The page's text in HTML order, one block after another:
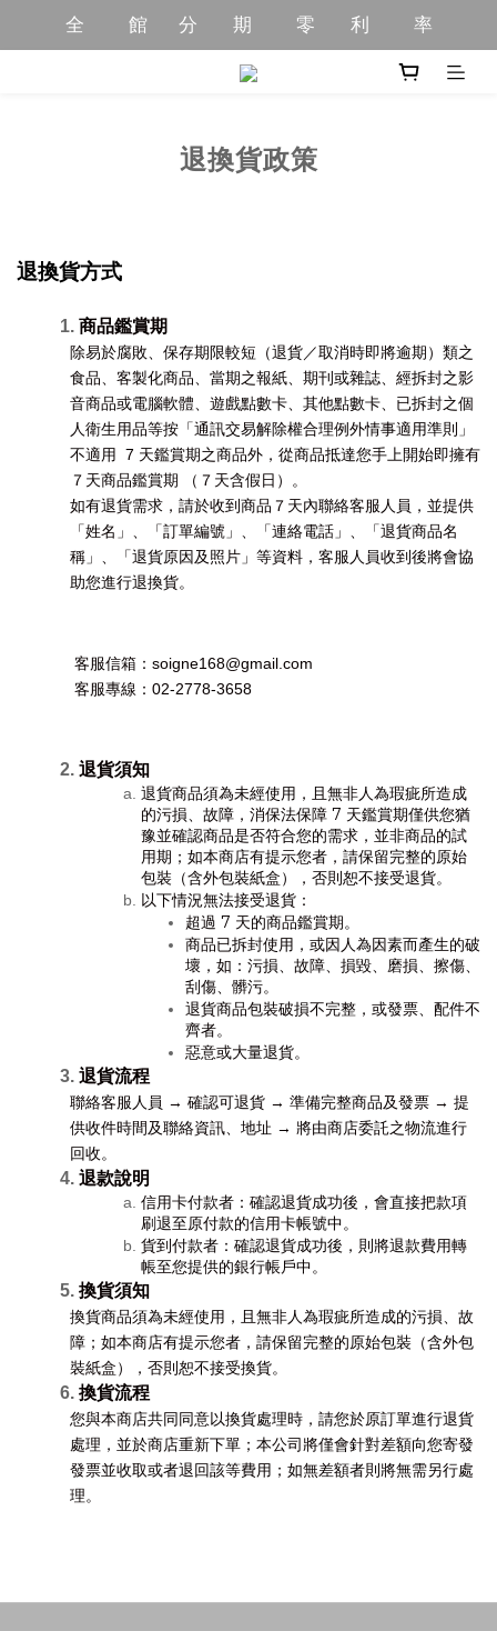
全          館       分        期          零        利          率
全          館       分        期          零        利          率
全       館       限         時           優         惠         中
全          館       分        期          零        利          率
退換貨政策
退換貨方式
商品鑑賞期
除易於腐敗、保存期限較短（退貨／取消時即將逾期）類之
食品、客製化商品、當期之報紙、期刊或雜誌、經拆封之影
音商品或電腦軟體、遊戲點數卡、其他點數卡、已拆封之個
人衛生用品等按「通訊交易解除權合理例外情事適用準則」
不適用  7 天鑑賞期之商品外，從商品抵達您手上開始即擁有
７天商品鑑賞期 （７天含假日）。
如有退貨需求，請於收到商品７天內聯絡客服人員，並提供
「姓名」、「訂單編號」、「連絡電話」、「退貨商品名
稱」、「退貨原因及照片」等資料，客服人員收到後將會協
助您進行退換貨。
客服信箱： soigne168@gmail.com
客服專線：02-2778-3658
退貨須知
退貨商品須為未經使用，且無非人為瑕疵所造成
的污損、故障，消保法保障 7 天鑑賞期僅供您猶
豫並確認商品是否符合您的需求，並非商品的試
用期；如本商店有提示您者，請保留完整的原始
包裝（含外包裝紙盒），否則恕不接受退貨。
以下情況無法接受退貨：
超過 7 天的商品鑑賞期。
商品已拆封使用，或因人為因素而產生的破
壞，如：污損、故障、損毀、磨損、擦傷、
刮傷、髒污。
退貨商品包裝破損不完整，或發票、配件不
齊者。
惡意或大量退貨。
退貨流程
聯絡客服人員 → 確認可退貨 → 準備完整商品及發票 → 提
供收件時間及聯絡資訊、地址 → 將由商店委託之物流進行
回收。
退款說明
信用卡付款者：確認退貨成功後，會直接把款項
刷退至原付款的信用卡帳號中。
貨到付款者：確認退貨成功後，則將退款費用轉
帳至您提供的銀行帳戶中。
換貨須知
換貨商品須為未經使用，且無非人為瑕疵所造成的污損、故
障；如本商店有提示您者，請保留完整的原始包裝（含外包
裝紙盒），否則恕不接受換貨。
換貨流程
您與本商店共同同意以換貨處理時，請您於原訂單進行退貨
處理，並於商店重新下單；本公司將僅會針對差額向您寄發
發票並收取或者退回該等費用；如無差額者則將無需另行處
理。